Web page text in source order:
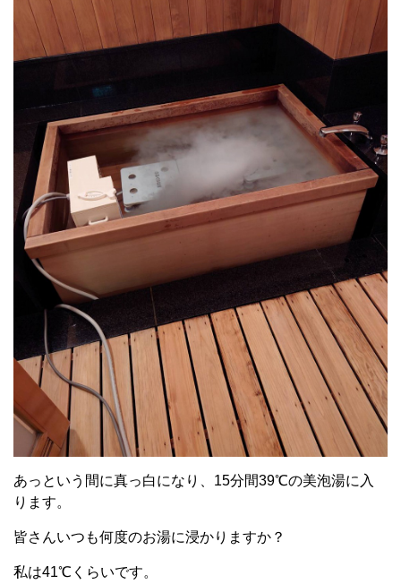
あっという間に真っ白になり、15分間39℃の美泡湯に入
ります。
皆さんいつも何度のお湯に浸かりますか？
私は41℃くらいです。